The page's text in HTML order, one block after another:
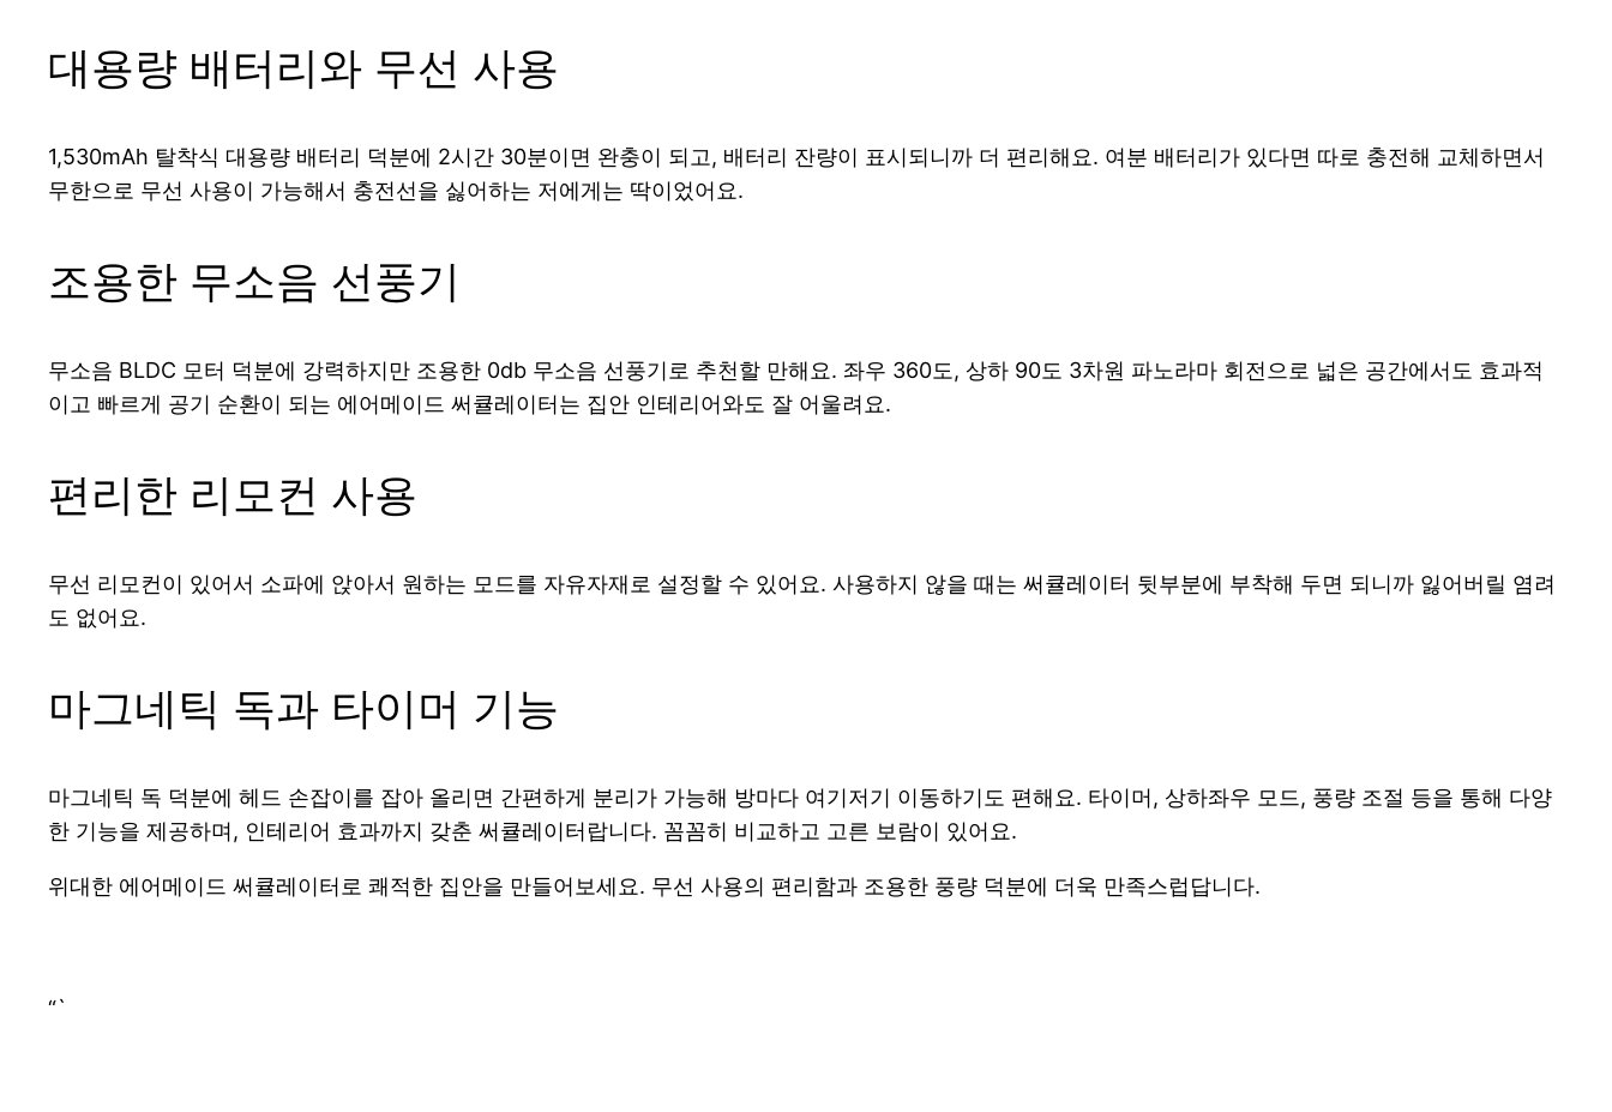
대용량 배터리와 무선 사용
1,530mAh 탈착식 대용량 배터리 덕분에 2시간 30분이면 완충이 되고, 배터리 잔량이 표시되니까 더 편리해요. 여분 배터리가 있다면 따로 충전해 교체하면서
무한으로 무선 사용이 가능해서 충전선을 싫어하는 저에게는 딱이었어요.
조용한 무소음 선풍기
무소음 BLDC 모터 덕분에 강력하지만 조용한 0db 무소음 선풍기로 추천할 만해요. 좌우 360도, 상하 90도 3차원 파노라마 회전으로 넓은 공간에서도 효과적
이고 빠르게 공기 순환이 되는 에어메이드 써큘레이터는 집안 인테리어와도 잘 어울려요.
편리한 리모컨 사용
무선 리모컨이 있어서 소파에 앉아서 원하는 모드를 자유자재로 설정할 수 있어요. 사용하지 않을 때는 써큘레이터 뒷부분에 부착해 두면 되니까 잃어버릴 염려
도 없어요.
마그네틱 독과 타이머 기능
마그네틱 독 덕분에 헤드 손잡이를 잡아 올리면 간편하게 분리가 가능해 방마다 여기저기 이동하기도 편해요. 타이머, 상하좌우 모드, 풍량 조절 등을 통해 다양
한 기능을 제공하며, 인테리어 효과까지 갖춘 써큘레이터랍니다. 꼼꼼히 비교하고 고른 보람이 있어요.
위대한 에어메이드 써큘레이터로 쾌적한 집안을 만들어보세요. 무선 사용의 편리함과 조용한 풍량 덕분에 더욱 만족스럽답니다.
“`